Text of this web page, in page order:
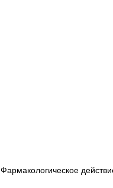
Фармакологическое